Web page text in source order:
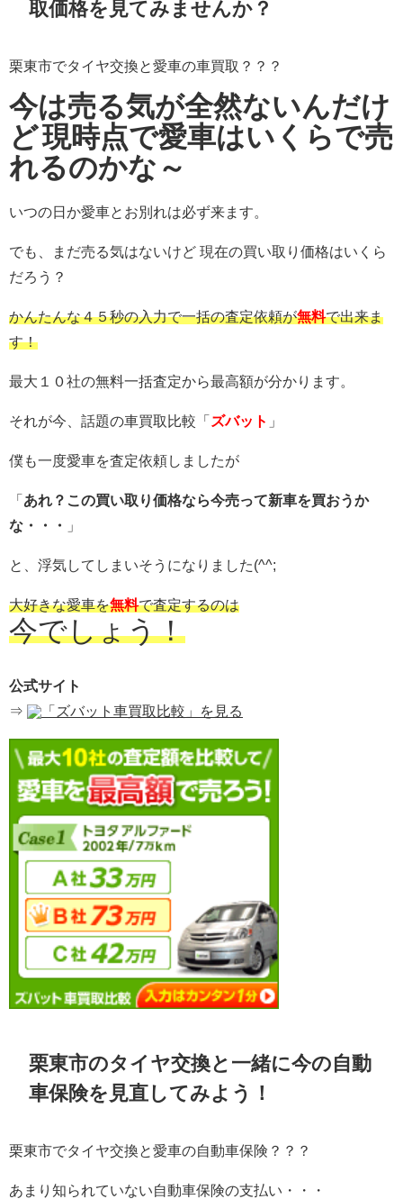
取価格を見てみませんか？
栗東市でタイヤ交換と愛車の車買取？？？
今は売る気が全然ないんだけ
ど現時点で愛車はいくらで売
れるのかな～
いつの日か愛車とお別れは必ず来ます。
でも、まだ売る気はないけど 現在の買い取り価格はいくら
だろう？
かんたんな４５秒の入力で一括の査定依頼が無料で出来ま
す！
最大１０社の無料一括査定から最高額が分かります。
それが今、話題の車買取比較「 ズバット 」
僕も一度愛車を査定依頼しましたが
「 あれ？この買い取り価格なら今売って新車を買おうか
な・・・
」
と、浮気してしまいそうになりました(^^;
大好きな愛車を無料で査定するのは
今でしょう！
公式サイト
⇒
「ズバット車買取比較」を見る
栗東市のタイヤ交換と一緒に今の自動
車保険を見直してみよう！
栗東市でタイヤ交換と愛車の自動車保険？？？
あまり知られていない自動車保険の支払い・・・